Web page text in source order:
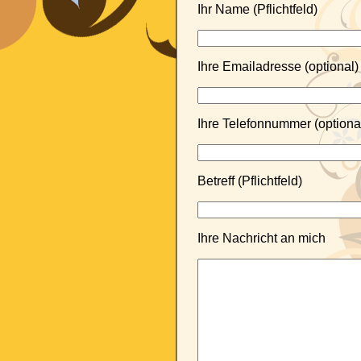
Ihr Name (Pflichtfeld)
Ihre Emailadresse (optional)
Ihre Telefonnummer
Betreff (Pflichtfeld)
Ihre Nachricht an mich